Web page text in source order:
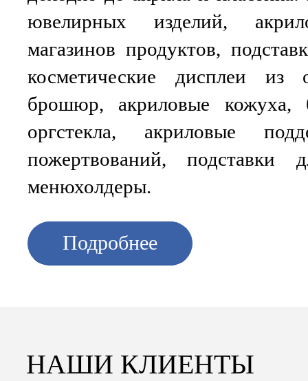
ювелирных изделий,
магазинов продуктов,
косметические дисплеи из
брошюр, акриловые
оргстекла, акриловые
пожертвований,
менюхолдеры.
Подробнее
НАШИ КЛИЕНТЫ